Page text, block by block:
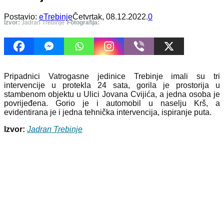
Postavio: eTrebinjeČetvrtak, 08.12.2022.0
Izvor: Jadran Trebinje Fotografija:
Pripadnici Vatrogasne jedinice Trebinje imali su tri
intervencije u protekla 24 sata, gorila je prostorija u
stambenom objektu u Ulici Jovana Cvijića, a jedna osoba je
povrijeđena. Gorio je i automobil u naselju Krš, a
evidentirana je i jedna tehnička intervencija, ispiranje puta.
Izvor: Jadran Trebinje